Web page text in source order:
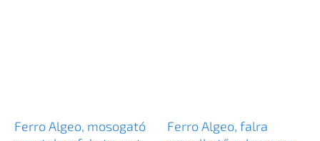
Ferro Algeo, mosogató
Ferro Algeo, falra